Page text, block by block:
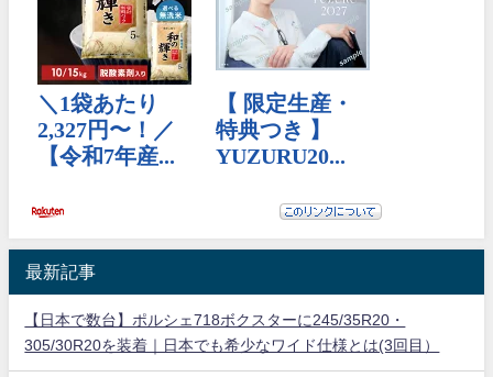
最新記事
【日本で数台】ポルシェ718ボクスターに245/35R20・
305/30R20を装着｜日本でも希少なワイド仕様とは(3回目）